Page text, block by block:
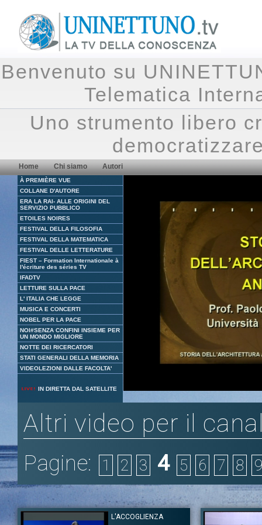
Benvenuto su
Telematica
Uno strumento libero
Home Chi siamo Autori
À PREMIÈRE VUE
COLLANE D'AUTORE
ERA LA RAI- ALLE ORIGINI DEL
SERVIZIO PUBBLICO
ETOILES NOIRES
FESTIVAL DELLA FILOSOFIA
FESTIVAL DELLA MATEMATICA
FESTIVAL DELLE LETTERATURE
FIEST – Formation Internationale à
l'écriture des séries TV
IFADTV
LETTURE SULLA PACE
L' ITALIA CHE LEGGE
MUSICA E CONCERTI
NOBEL PER LA PACE
NOI#SENZA CONFINI INSIEME PER
UN MONDO MIGLIORE
NOTTE DEI RICERCATORI
STATI GENERALI DELLA MEMORIA
VIDEOLEZIONI DALLE FACOLTA'
IN DIRETTA DAL SATELLITE
1.84%
Altri video per il
Pagine: 1 2 3 4 5 6 7 8 9
L'ACCOGLIENZA